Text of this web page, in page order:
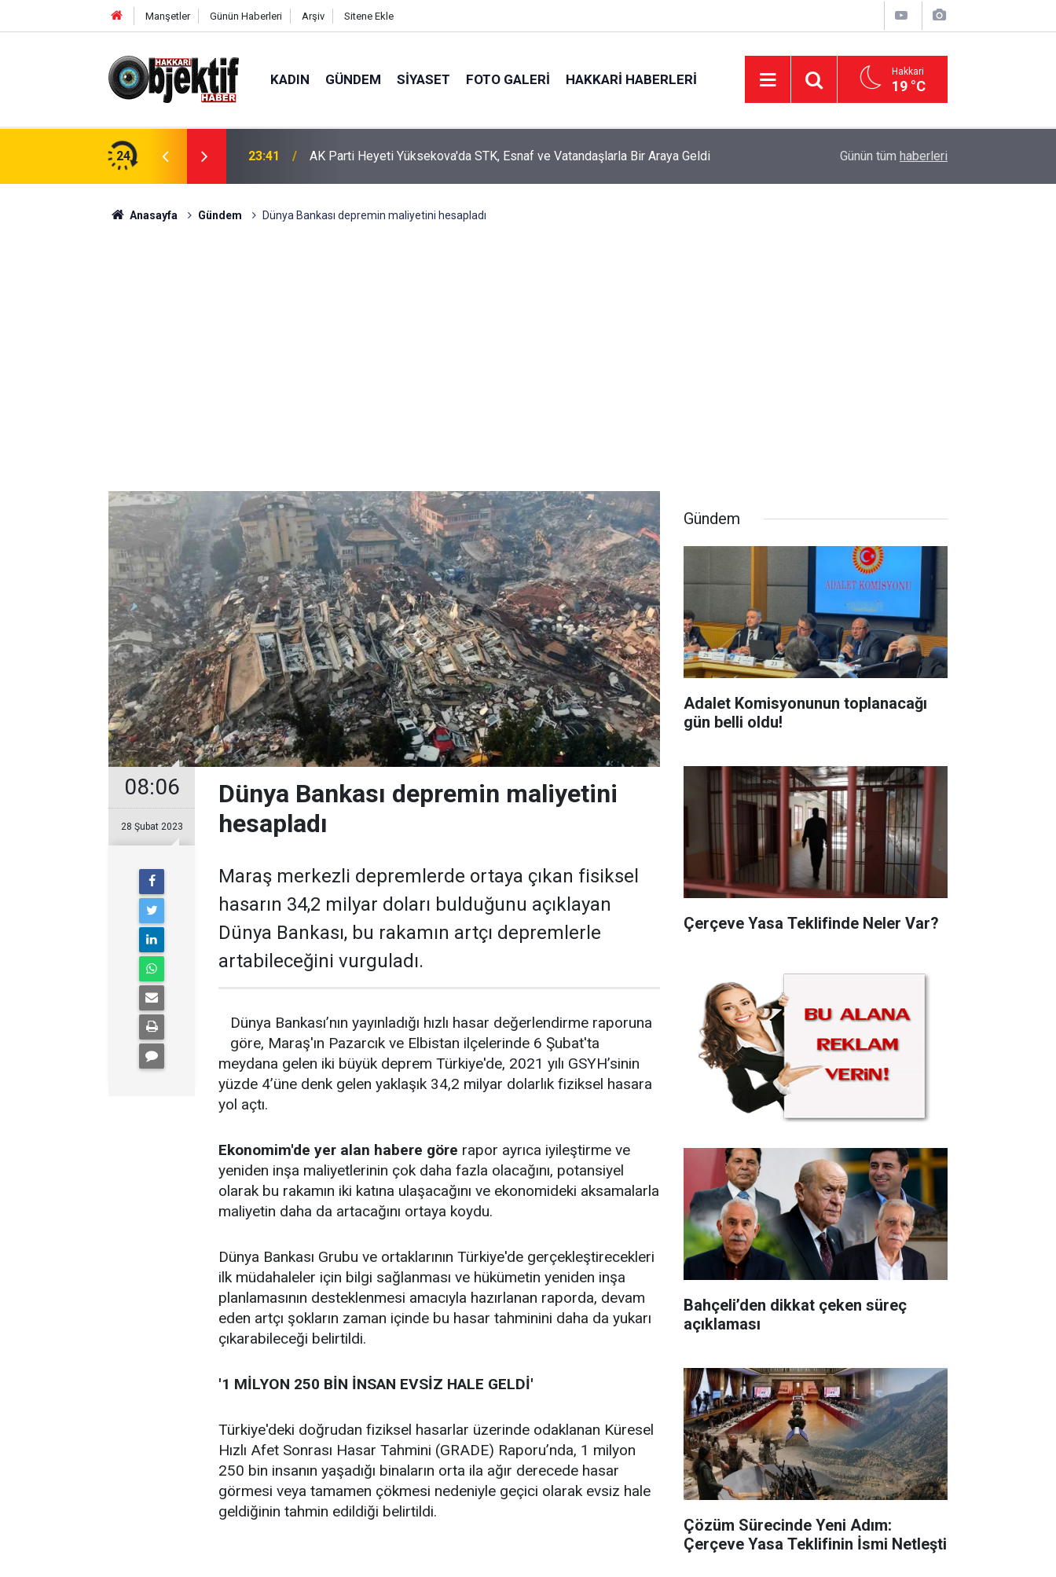
Manşetler Günün Haberleri Arşiv Sitene Ekle
KADIN GÜNDEM SIYASET FOTO GALERI HAKKARI HABERLERI Hakkari
19 °C
24
Ele Geçirildi 23:41 AK Parti Heyeti Yüksekova'da STK, Esnaf ve Vatandaşlarla Bir Araya Geldi AK Parti Hakkâri Teşkilatı Yüksekova’da Yoğun
Günün tüm haberleri
Anasayfa Gündem Dünya Bankası depremin maliyetini hesapladı
08:06
28 Şubat 2023
Dünya Bankası depremin maliyetini
hesapladı
Maraş merkezli depremlerde ortaya çıkan fisiksel
hasarın 34,2 milyar doları bulduğunu açıklayan
Dünya Bankası, bu rakamın artçı depremlerle
artabileceğini vurguladı.
Dünya Bankası’nın yayınladığı hızlı hasar değerlendirme raporuna
göre, Maraş'ın Pazarcık ve Elbistan ilçelerinde 6 Şubat'ta
meydana gelen iki büyük deprem Türkiye'de, 2021 yılı GSYH’sinin
yüzde 4’üne denk gelen yaklaşık 34,2 milyar dolarlık fiziksel hasara
yol açtı.
Ekonomim'de yer alan habere göre rapor ayrıca iyileştirme ve
yeniden inşa maliyetlerinin çok daha fazla olacağını, potansiyel
olarak bu rakamın iki katına ulaşacağını ve ekonomideki aksamalarla
maliyetin daha da artacağını ortaya koydu.
Dünya Bankası Grubu ve ortaklarının Türkiye'de gerçekleştirecekleri
ilk müdahaleler için bilgi sağlanması ve hükümetin yeniden inşa
planlamasının desteklenmesi amacıyla hazırlanan raporda, devam
eden artçı şokların zaman içinde bu hasar tahminini daha da yukarı
çıkarabileceği belirtildi.
'1 MİLYON 250 BİN İNSAN EVSİZ HALE GELDİ'
Türkiye'deki doğrudan fiziksel hasarlar üzerinde odaklanan Küresel
Hızlı Afet Sonrası Hasar Tahmini (GRADE) Raporu’nda, 1 milyon
250 bin insanın yaşadığı binaların orta ila ağır derecede hasar
görmesi veya tamamen çökmesi nedeniyle geçici olarak evsiz hale
geldiğinin tahmin edildiği belirtildi.
Gündem
Adalet Komisyonunun toplanacağı
gün belli oldu!
Çerçeve Yasa Teklifinde Neler Var?
Bahçeli’den dikkat çeken süreç
açıklaması
Çözüm Sürecinde Yeni Adım:
Çerçeve Yasa Teklifinin İsmi Netleşti